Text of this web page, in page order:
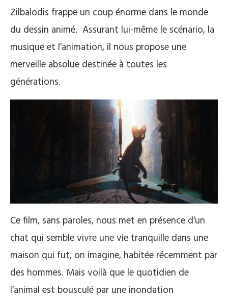
Zilbalodis frappe un coup énorme dans le monde
du dessin animé. Assurant lui-même le scénario, la
musique et l’animation, il nous propose une
merveille absolue destinée à toutes les
générations.
Ce film, sans paroles, nous met en présence d‘un
chat qui semble vivre une vie tranquille dans une
maison qui fut, on imagine, habitée récemment par
des hommes. Mais voilà que le quotidien de
l’animal est bousculé par une inondation